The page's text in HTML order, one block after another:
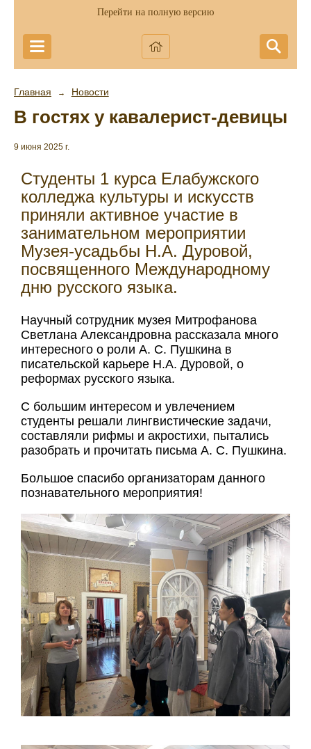
Перейти на полную версию
Главная → Новости
В гостях у кавалерист-девицы
9 июня 2025 г.
Студенты 1 курса Елабужского
колледжа культуры и искусств
приняли активное участие в
занимательном мероприятии
Музея-усадьбы Н.А. Дуровой,
посвященного Международному
дню русского языка.
Научный сотрудник музея Митрофанова
Светлана Александровна рассказала много
интересного о роли А. С. Пушкина в
писательской карьере Н.А. Дуровой, о
реформах русского языка.
С большим интересом и увлечением
студенты решали лингвистические задачи,
составляли рифмы и акростихи, пытались
разобрать и прочитать письма А. С. Пушкина.
Большое спасибо организаторам данного
познавательного мероприятия!